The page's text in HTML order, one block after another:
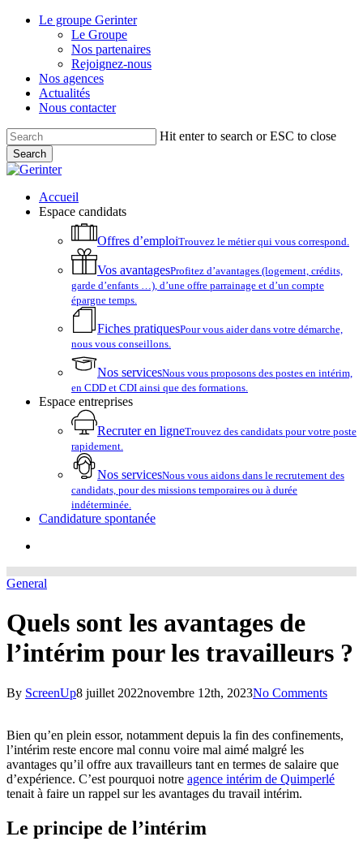
Skip
Le groupe Gerinter
Le Groupe
Nos partenaires
Rejoignez-nous
Nos agences
Actualités
Nous contacter
Hit enter to search or ESC to close
Search
Close
account
Menu
Accueil
Espace candidats
Offres d’emploiTrouvez le métier qui vous correspond.
Vos avantagesProfitez d’avantages (logement, crédits,
garde d’enfants …), d’une offre parrainage et d’un compte
épargne temps.
Fiches pratiquesPour vous aider dans votre démarche,
nous vous conseillons.
Nos servicesNous vous proposons des postes en intérim,
en CDD et CDI ainsi que des formations.
Espace entreprises
Recruter en ligneTrouvez des candidats pour votre poste
rapidement.
Nos servicesNous vous aidons dans le recrutement des
candidats, pour des missions temporaires ou à durée
indéterminée.
Candidature spontanée
General
Quels sont les avantages de
l’intérim pour les travailleurs ?
By ScreenUp8 juillet 2022novembre 12th, 2023No Comments
Bien qu’en plein essor, notamment depuis la fin des confinements,
l’intérim reste encore mal connu voire mal aimé malgré les
avantages qu’il offre aux travailleurs tant en termes de salaire que
d’expérience. C’est pourquoi notre agence intérim de Quimperlé
tenait à faire un rappel sur les avantages du travail intérim.
Le principe de l’intérim